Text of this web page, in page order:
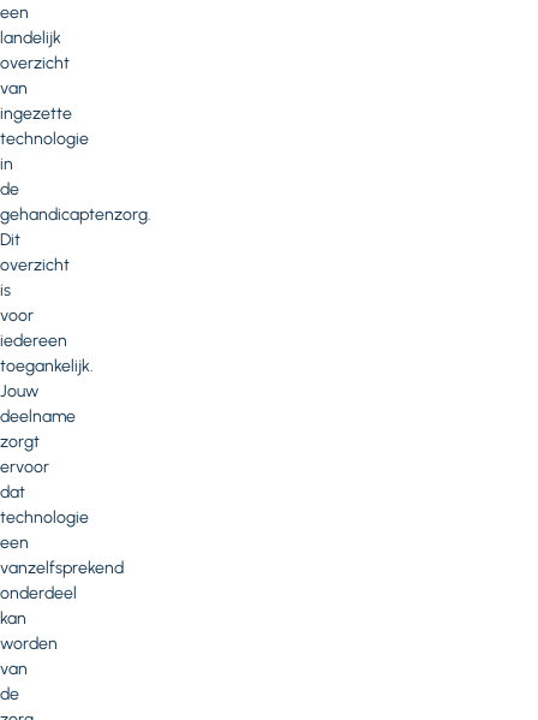
een
landelijk
overzicht
van
ingezette
technologie
in
de
gehandicaptenzorg.
Dit
overzicht
is
voor
iedereen
toegankelijk.
Jouw
deelname
zorgt
ervoor
dat
technologie
een
vanzelfsprekend
onderdeel
kan
worden
van
de